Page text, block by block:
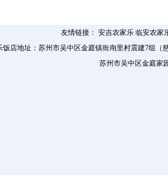
友情链接： 安吉农家乐 临安农家
饭店地址：苏州市吴中区金庭镇衙甪里村震建7组
苏州市吴中区金庭家